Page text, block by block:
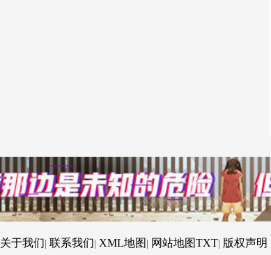
关于我们 联系我们 XML地图 网站地图TXT 版权声明